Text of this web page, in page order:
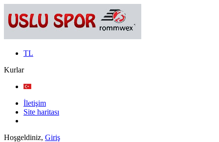
TL
Kurlar
İletişim
Site haritası
Hoşgeldiniz, Giriş